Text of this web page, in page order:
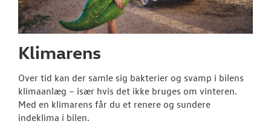
Klimarens
Over tid kan der samle sig bakterier og svamp i bilens
klimaanlæg – især hvis det ikke bruges om vinteren.
Med en klimarens får du et renere og sundere
indeklima i bilen.